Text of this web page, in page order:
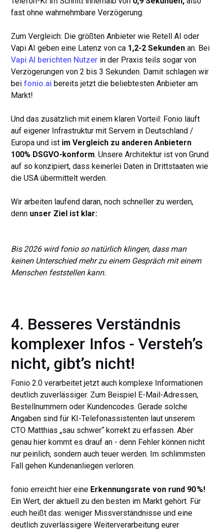
fast ohne wahrnehmbare Verzögerung.
Zum Vergleich: Die größten Anbieter wie Retell AI oder
Vapi AI geben eine Latenz von ca 1,2-2 Sekunden an. Bei
Vapi AI berichten Nutzer in der Praxis teils sogar von
Verzögerungen von 2 bis 3 Sekunden. Damit schlagen wir
beifonio.ai bereits jetzt die beliebtesten Anbieter am
Markt!
Und das zusätzlich mit einem klaren Vorteil: Fonio läuft
auf eigener Infrastruktur mit Servern in Deutschland /
Europa und ist im Vergleich zu anderen Anbietern
100% DSGVO-konform. Unsere Architektur ist von Grund
auf so konzipiert, dass keinerlei Daten in Drittstaaten wie
die USA übermittelt werden.
Wir arbeiten laufend daran, noch schneller zu werden,
denn unser Ziel ist klar:
Bis 2026 wird fonio so natürlich klingen, dass man
keinen Unterschied mehr zu einem Gespräch mit einem
Menschen feststellen kann.
4. Besseres Verständnis
komplexer Infos - Versteh’s
nicht, gibt’s nicht!
Fonio 2.0 verarbeitet jetzt auch komplexe Informationen
deutlich zuverlässiger. Zum Beispiel E-Mail-Adressen,
Bestellnummern oder Kundencodes. Gerade solche
Angaben sind für KI-Telefonassistenten laut unserem
CTO Matthias „sau schwer“ korrekt zu erfassen. Aber
genau hier kommt es drauf an - denn Fehler können nicht
nur peinlich, sondern auch teuer werden. Im schlimmsten
Fall gehen Kundenanliegen verloren.
fonio erreicht hier eine Erkennungsrate von rund 90 %!
Ein Wert, der aktuell zu den besten im Markt gehört. Für
euch heißt das: weniger Missverständnisse und eine
deutlich zuverlässigere Weiterverarbeitung eurer